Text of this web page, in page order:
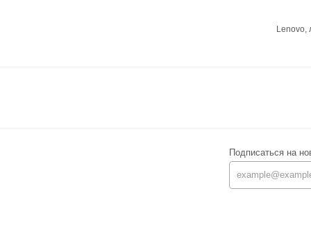
Lenovo,
Подписаться на